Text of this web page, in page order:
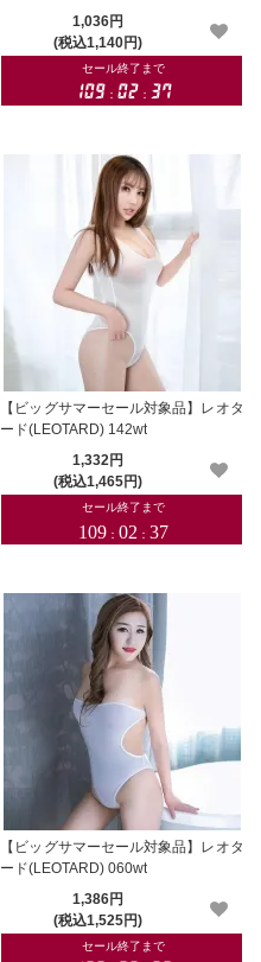
1,036円
(税込1,140円)
【ビッグサマーセール対象品】レオタ
ード(LEOTARD) 142wt
1,332円
(税込1,465円)
【ビッグサマーセール対象品】レオタ
ード(LEOTARD) 060wt
1,386円
(税込1,525円)